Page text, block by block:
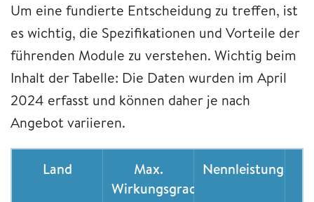
Um eine fundierte Entscheidung zu treffen, ist
es wichtig, die Spezifikationen und Vorteile der
führenden Module zu verstehen. Wichtig beim
Inhalt der Tabelle: Die Daten wurden im April
2024 erfasst und können daher je nach
Angebot variieren.
Land
Max.
Wirkungsgrad
Nennleistung